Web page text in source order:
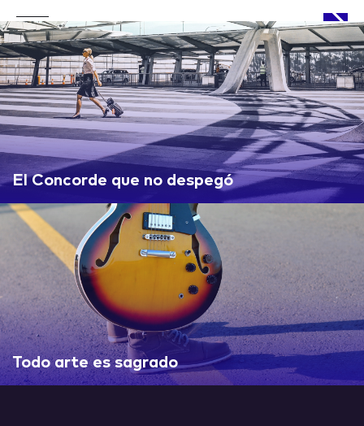
El Concorde que no despegó
Todo arte es sagrado
APPROACH
WORKS
LIFE